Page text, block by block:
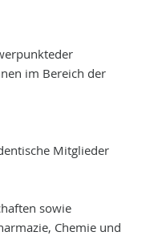
im Bereich der
Mitglieder
sowie
Chemie und